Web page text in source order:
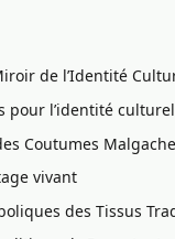
de l’Identité
pour l’identité
Coutumes
vivant
des Tissus